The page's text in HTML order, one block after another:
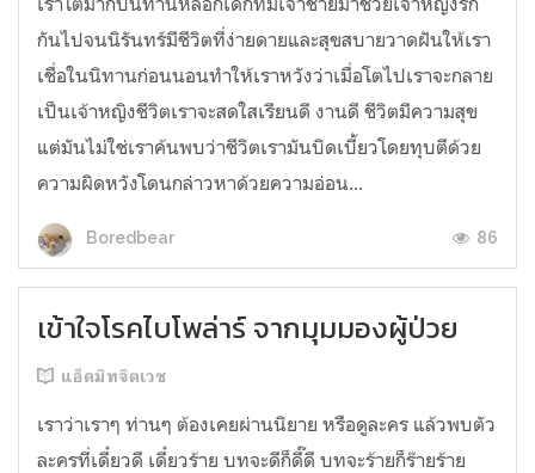
กันไปจนนิรันทร์มีชีวิตที่ง่ายดายและสุขสบายวาดฝันให้เรา
เชื่อในนิทานก่อนนอนทำให้เราหวังว่าเมื่อโตไปเราจะกลาย
เป็นเจ้าหญิงชีวิตเราจะสดใสเรียนดี งานดี ชีวิตมีความสุข
แต่มันไม่ใช่เราค้นพบว่าชีวิตเรามันบิดเบี้ยวโดยทุบตีด้วย
ความผิดหวังโดนกล่าวหาด้วยความอ่อน...
Boredbear 86
เข้าใจโรคไบโพล่าร์ จากมุมมองผู้ป่วย
แอ็ดมิทจิตเวช
เราว่าเราๆ ท่านๆ ต้องเคยผ่านนิยาย หรือดูละคร แล้วพบตัว
ละครที่เดี๋ยวดี เดี๋ยวร้าย บทจะดีก็ดี๊ดี บทจะร้ายก็ร๊ายร้าย